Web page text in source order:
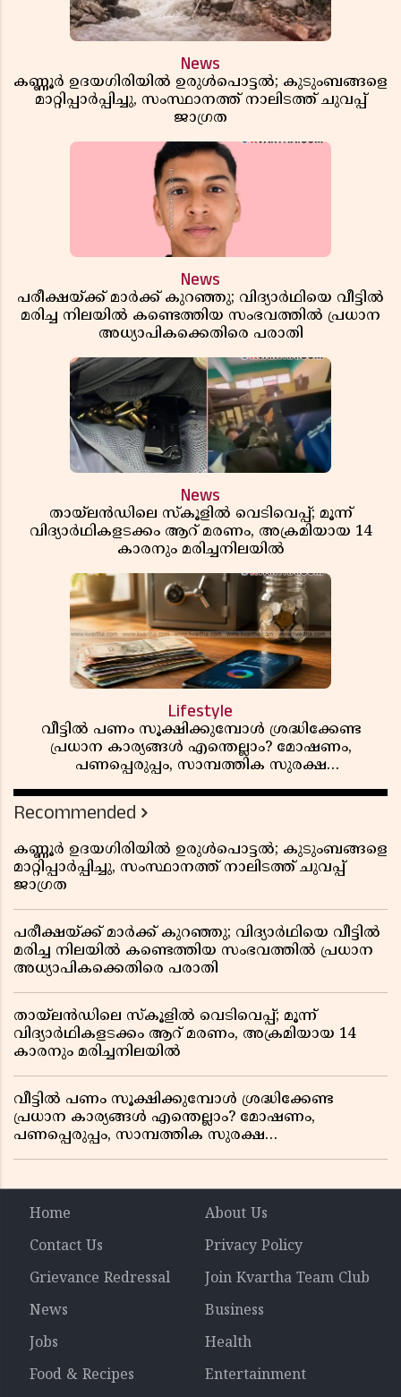
News
കണ്ണൂർ ഉദയഗിരിയിൽ ഉരുൾപൊട്ടൽ; കുടുംബങ്ങളെ
മാറ്റിപ്പാർപ്പിച്ചു, സംസ്ഥാനത്ത് നാലിടത്ത് ചുവപ്പ്
ജാഗ്രത
News
പരീക്ഷയ്ക്ക് മാർക്ക് കുറഞ്ഞു; വിദ്യാർഥിയെ വീട്ടിൽ
മരിച്ച നിലയിൽ കണ്ടെത്തിയ സംഭവത്തിൽ പ്രധാന
അധ്യാപികക്കെതിരെ പരാതി
News
തായ്‌ലൻഡിലെ സ്‌കൂളിൽ വെടിവെപ്പ്; മൂന്ന്
വിദ്യാർഥികളടക്കം ആറ് മരണം, അക്രമിയായ 14
കാരനും മരിച്ചനിലയിൽ
Lifestyle
വീട്ടിൽ പണം സൂക്ഷിക്കുമ്പോൾ ശ്രദ്ധിക്കേണ്ട
പ്രധാന കാര്യങ്ങൾ എന്തെല്ലാം? മോഷണം,
പണപ്പെരുപ്പം, സാമ്പത്തിക സുരക്ഷ
Recommended
കണ്ണൂർ ഉദയഗിരിയിൽ ഉരുൾപൊട്ടൽ; കുടുംബങ്ങളെ
മാറ്റിപ്പാർപ്പിച്ചു, സംസ്ഥാനത്ത് നാലിടത്ത് ചുവപ്പ്
ജാഗ്രത
പരീക്ഷയ്ക്ക് മാർക്ക് കുറഞ്ഞു; വിദ്യാർഥിയെ വീട്ടിൽ
മരിച്ച നിലയിൽ കണ്ടെത്തിയ സംഭവത്തിൽ പ്രധാന
അധ്യാപികക്കെതിരെ പരാതി
തായ്‌ലൻഡിലെ സ്‌കൂളിൽ വെടിവെപ്പ്; മൂന്ന്
വിദ്യാർഥികളടക്കം ആറ് മരണം, അക്രമിയായ 14
കാരനും മരിച്ചനിലയിൽ
വീട്ടിൽ പണം സൂക്ഷിക്കുമ്പോൾ ശ്രദ്ധിക്കേണ്ട
പ്രധാന കാര്യങ്ങൾ എന്തെല്ലാം? മോഷണം,
പണപ്പെരുപ്പം, സാമ്പത്തിക സുരക്ഷ
Home
About Us
Contact Us
Privacy Policy
Grievance Redressal
Join Kvartha Team Club
News
Business
Jobs
Health
Food & Recipes
Entertainment